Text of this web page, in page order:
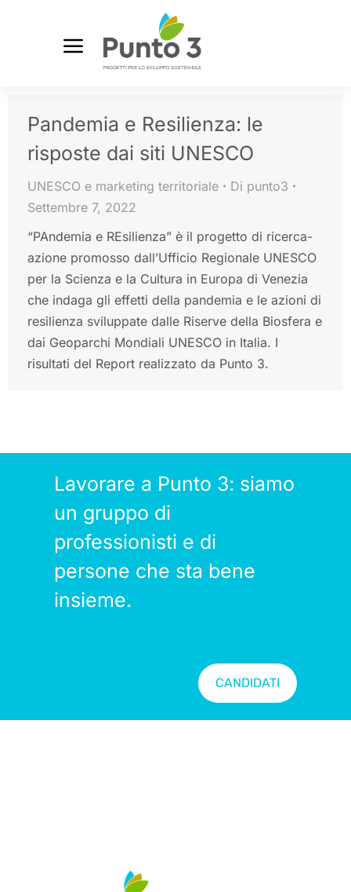
Pandemia e Resilienza: le
risposte dai siti UNESCO
UNESCO e marketing territoriale Di punto3
Settembre 7, 2022
“PAndemia e REsilienza” è il progetto di ricerca-
azione promosso dall’Ufficio Regionale UNESCO
per la Scienza e la Cultura in Europa di Venezia
che indaga gli effetti della pandemia e le azioni di
resilienza sviluppate dalle Riserve della Biosfera e
dai Geoparchi Mondiali UNESCO in Italia. I
risultati del Report realizzato da Punto 3.
Lavorare a Punto 3: siamo
un gruppo di
professionisti e di
persone che sta bene
insieme.
CANDIDATI